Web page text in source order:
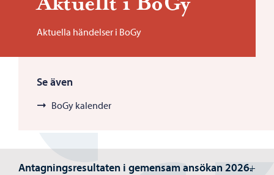
Aktuella händelser i BoGy
Se även
BoGy kalender
Antagningsresultaten i gemensam ansökan 2026.